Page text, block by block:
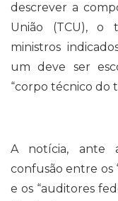
descrever a
União (TCU), o
ministros
um deve ser
“corpo técnico do
A notícia, ante
confusão entre os
e os “auditores